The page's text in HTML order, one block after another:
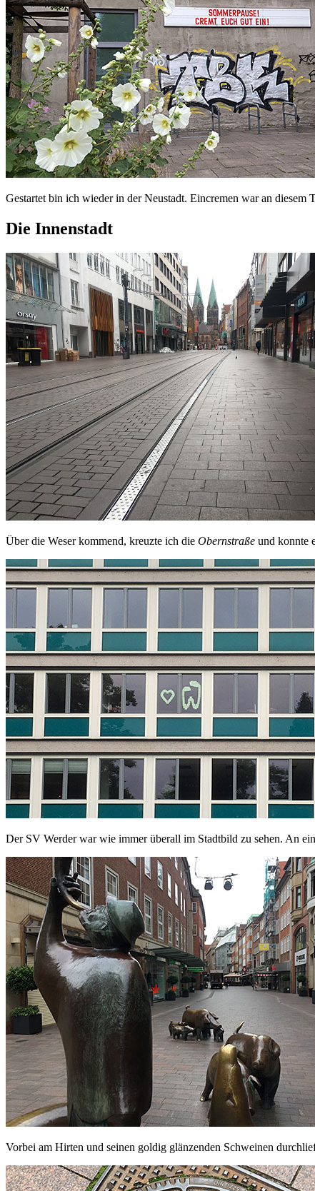
Gestartet bin ich wieder in der Neustadt. Eincremen war an diesem
Die Innenstadt
Über die Weser kommend, kreuzte ich die Obernstraße und konnte
Der SV Werder war wie immer überall im Stadtbild zu sehen. An
Vorbei am Hirten und seinen goldig glänzenden Schweinen